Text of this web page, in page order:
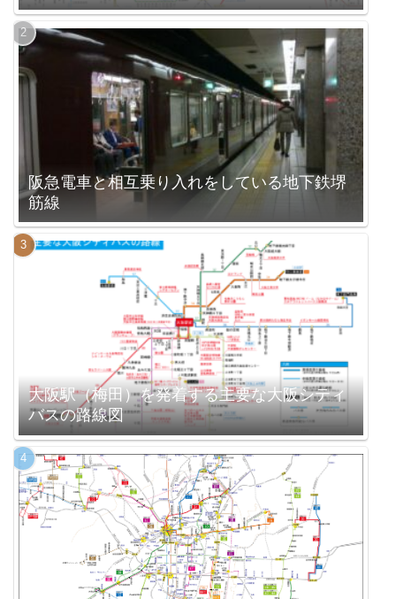
阪急電車と相互乗り入れをしている地下鉄堺
筋線
大阪駅（梅田）を発着する主要な大阪シティ
バスの路線図